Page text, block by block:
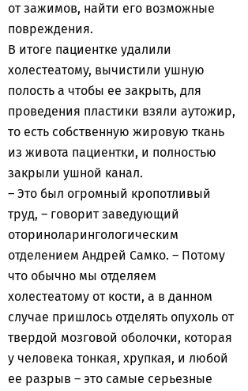
от зажимов, найти его возможные
повреждения.
В итоге пациентке удалили
холестеатому, вычистили ушную
полость а чтобы ее закрыть, для
проведения пластики взяли аутожир,
то есть собственную жировую ткань
из живота пациентки, и полностью
закрыли ушной канал.
– Это был огромный кропотливый
труд, – говорит заведующий
оториноларингологическим
отделением Андрей Самко. – Потому
что обычно мы отделяем
холестеатому от кости, а в данном
случае пришлось отделять опухоль от
твердой мозговой оболочки, которая
у человека тонкая, хрупкая, и любой
ее разрыв – это самые серьезные